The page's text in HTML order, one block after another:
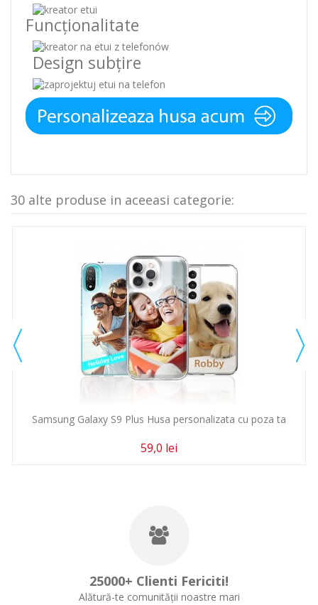
Funcționalitate
Design subțire
30 alte produse in aceeasi categorie:
Samsung Galaxy S9 Plus Husa personalizata cu poza ta
59,0 lei
25000+ Clienti Fericiti!
Alătură-te comunității noastre mari